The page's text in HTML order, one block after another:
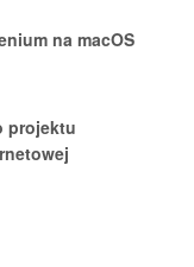
na macOS
projektu